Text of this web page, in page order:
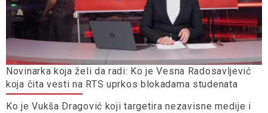
Novinarka koja želi da radi: Ko je Vesna Radosavljević
koja čita vesti na RTS uprkos blokadama studenata
Ko je Vukša Dragović koji targetira nezavisne medije i